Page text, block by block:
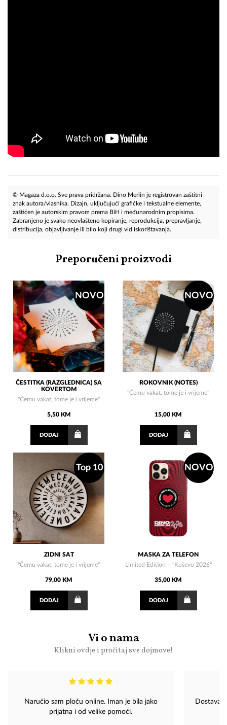
© Magaza d.o.o. Sve prava pridržana. Dino Merlin je registrovan zaštitni
znak autora/vlasnika. Dizajn, uključujući grafičke i tekstualne elemente,
zaštićen je autorskim pravom prema BiH i međunarodnim propisima.
Zabranjeno je svako neovlašteno kopiranje, reprodukcija, prepravljanje,
distribucija, objavljivanje ili bilo koji drugi vid iskorištavanja.
Preporučeni proizvodi
NOVO
ČESTITKA (RAZGLEDNICA) SA
KOVERTOM
"Čemu vakat, tome je i vrijeme"
5,50 KM
DODAJ
NOVO
ROKOVNIK (NOTES)
"Čemu vakat, tome je i vrijeme"
15,00 KM
DODAJ
Top 10
ZIDNI SAT
"Čemu vakat, tome je i vrijeme"
79,00 KM
DODAJ
NOVO
MASKA ZA TELEFON
Limited Edition – "Koševo 2026"
35,00 KM
DODAJ
Vi o nama
Klikni ovdje i pročitaj sve dojmove!
Naručio sam ploču online. Iman je bila jako
prijatna i od velike pomoći.
Dostava